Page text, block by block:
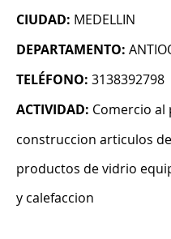
CIUDAD: MEDELLIN
DEPARTAMENTO:
TELÉFONO: 3138392798
ACTIVIDAD: Comercio
construccion articulos
productos de vidrio
y calefaccion